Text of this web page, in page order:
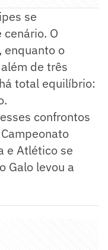
se
O
enquanto o
de três
total equilíbrio:
confrontos
e Atlético se
Galo levou a